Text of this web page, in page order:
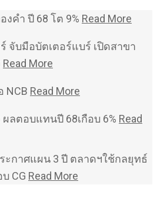
งคำ ปี 68 โต 9% Read More
ร์ จับมือบัตเตอร์แบร์ เปิดสาขา
Read More
NCB Read More
ลตอบแทนปี 68เกือบ 6% Read
ะกาศแผน 3 ปี ตลาดฯใช้กลยุทธ์
CG Read More